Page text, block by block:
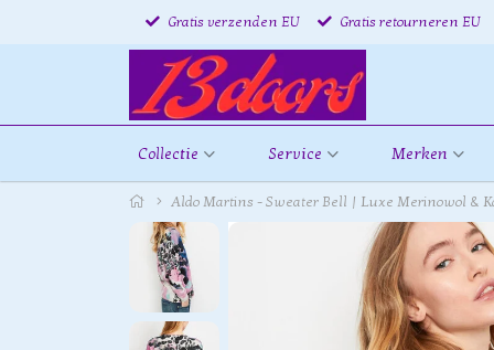
Gratis verzenden EU Gratis retourneren EU
Collectie Service Merken
Aldo Martins - Sweater Bell | Luxe Merinowol &